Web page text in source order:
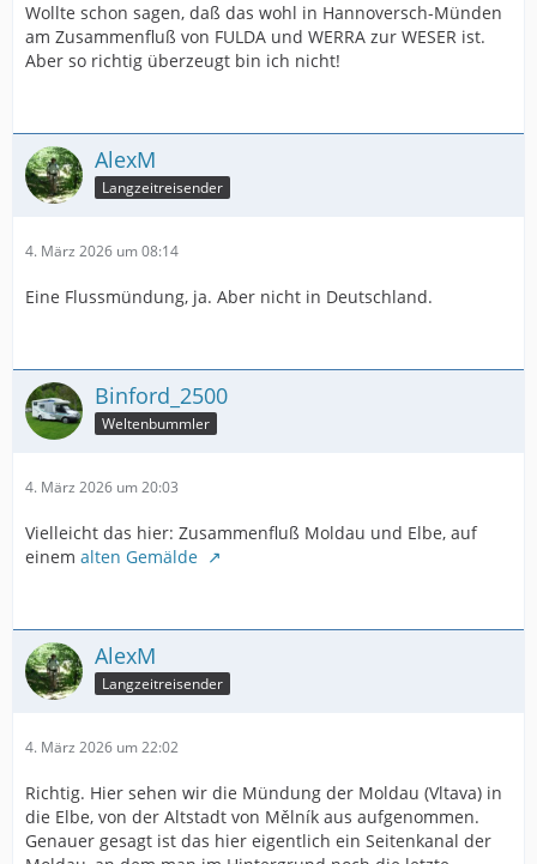
Wollte schon sagen, daß das wohl in Hannoversch-Münden
am Zusammenfluß von FULDA und WERRA zur WESER ist.
Aber so richtig überzeugt bin ich nicht!
AlexM
Langzeitreisender
4. März 2026 um 08:14
Eine Flussmündung, ja. Aber nicht in Deutschland.
Binford_2500
Weltenbummler
4. März 2026 um 20:03
Vielleicht das hier: Zusammenfluß Moldau und Elbe, auf
einem alten Gemälde
AlexM
Langzeitreisender
4. März 2026 um 22:02
Richtig. Hier sehen wir die Mündung der Moldau (Vltava) in
die Elbe, von der Altstadt von Mělník aus aufgenommen.
Genauer gesagt ist das hier eigentlich ein Seitenkanal der